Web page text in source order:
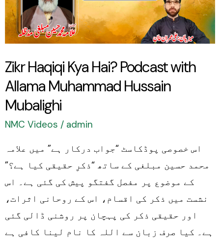
Zikr Haqiqi Kya Hai? Podcast with
Allama Muhammad Hussain
Mubalighi
NMC Videos / admin
اس خصوصی پوڈکاسٹ “جواب درکار ہے” میں علامہ
محمد حسین مبلغی کے ساتھ “ذکرِ حقیقی کیا ہے؟”
کے موضوع پر مفصل گفتگو پیش کی گئی ہے۔ اس
نشست میں ذکر کی اقسام، اس کے روحانی اثرات،
اور حقیقی ذکر کی پہچان پر روشنی ڈالی گئی
ہے۔ کیا صرف زبان سے اللہ کا نام لینا کافی ہے
with
Allama
Hussain
Mubalighi